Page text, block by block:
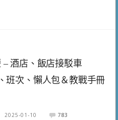
– 酒店、飯店接駁車
班次、懶人包＆教戰手冊
2025-01-10 783